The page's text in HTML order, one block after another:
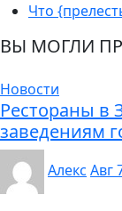
Что
ВЫ МОГЛИ
Новости
Рестораны в
заведениям
Алекс Авг